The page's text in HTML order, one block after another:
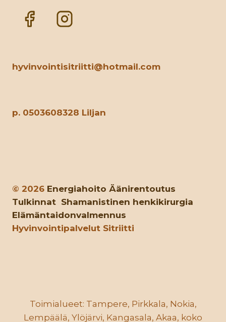
hyvinvointisitriitti@hotmail.com
p. 0503608328 Liljan
© 2026 Energiahoito Äänirentoutus
Tulkinnat Shamanistinen henkikirurgia
Elämäntaidonvalmennus
Hyvinvointipalvelut Sitriitti
Toimialueet: Tampere, Pirkkala, Nokia,
Lempäälä, Ylöjärvi, Kangasala, Akaa, koko